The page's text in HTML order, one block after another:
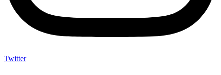
Twitter